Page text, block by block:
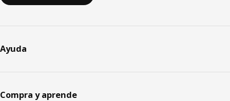
Ayuda
Compra y aprende